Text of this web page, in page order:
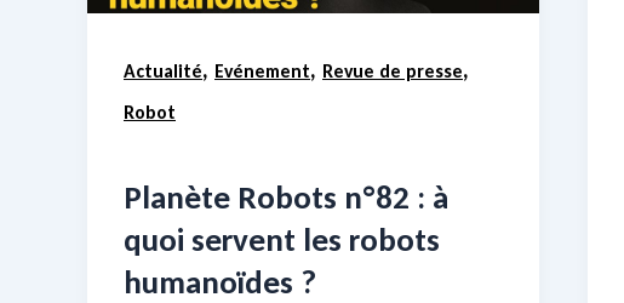
Actualité, Evénement, Revue de presse,
Robot
Planète Robots n°82 : à
quoi servent les robots
humanoïdes ?